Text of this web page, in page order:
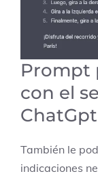
Prompt
con el
ChatGpt
También le
indicaciones